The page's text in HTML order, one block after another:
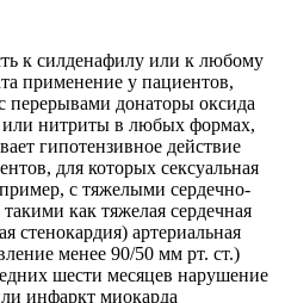
к силденафилу или к любому
применение у пациентов,
донаторы оксида
или нитриты в любых формах,
гипотензивное действие
для которых сексуальная
с тяжелыми сердечно-
как тяжелая сердечная
стенокардия) артериальная
менее 90/50 мм рт. ст.)
шести месяцев нарушение
инфаркт миокарда